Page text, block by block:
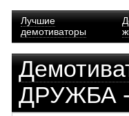
Лучшие
демотиваторы
ДРУЖБА -